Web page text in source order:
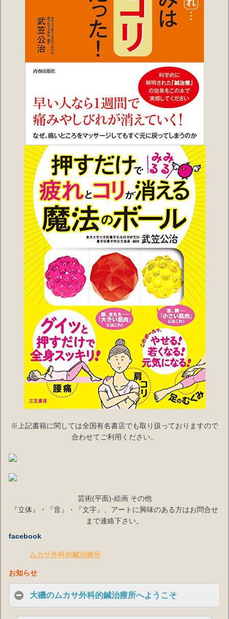
※上記書籍に関しては全国有名書店でも取り扱っておりますので
合わせてご利用ください。
芸術(平面)-絵画 その他
『立体』・『音』・『文字』、アートに興味のある方はお問合せ
まで連絡下さい。
facebook
ムカサ外科的鍼治療所
お知らせ
大磯のムカサ外科的鍼治療所へようこそ